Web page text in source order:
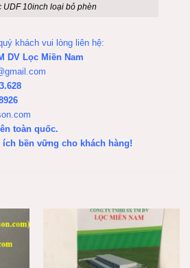
UDF 10inch loại bỏ phèn
khách vui lòng liên hệ:
DV Lọc Miền Nam
toàn quốc.
ích bền vững cho khách hàng!